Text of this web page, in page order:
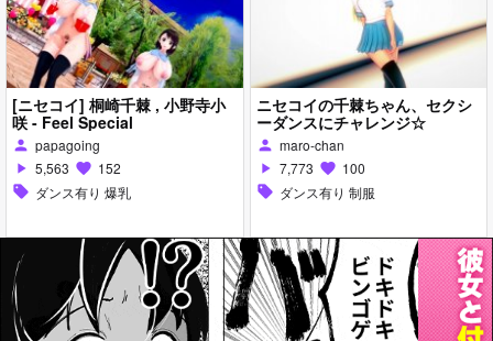
[ニセコイ] 桐崎千棘 , 小野寺小
咲 - Feel Special
person papagoing
play_arrow 5,563 favorite 152
sell ダンス有り 爆乳
ニセコイの千棘ちゃん、セクシ
ーダンスにチャレンジ☆
person maro-chan
play_arrow 7,773 favorite 100
sell ダンス有り 制服